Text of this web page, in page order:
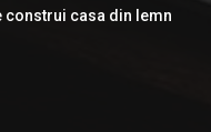
construi casa din lemn